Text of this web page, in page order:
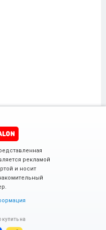
рекламой
и носит
купить на